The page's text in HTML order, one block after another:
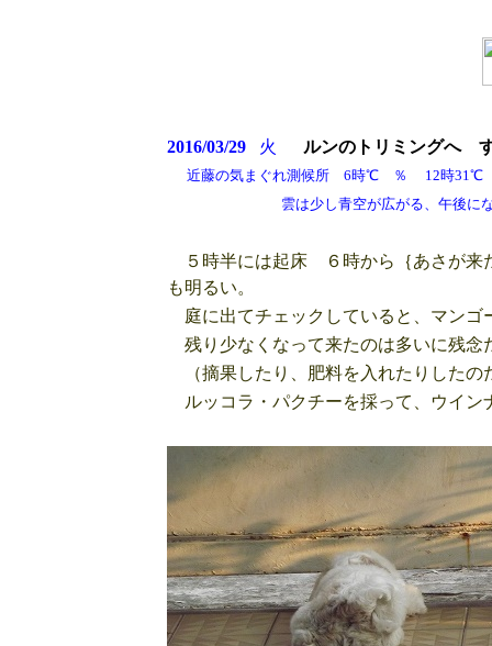
2016/03/29火 ルンのトリミングへ
近藤の気まぐれ測候所 6時℃ ％ 12
雲は少し青空が広がる、午後になっ
５時半には起床 ６時から｛あさが来
も明るい。
庭に出てチェックしていると、マンゴ
残り少なくなって来たのは多いに残念
（摘果したり、肥料を入れたりしたの
ルッコラ・パクチーを採って、ウイン